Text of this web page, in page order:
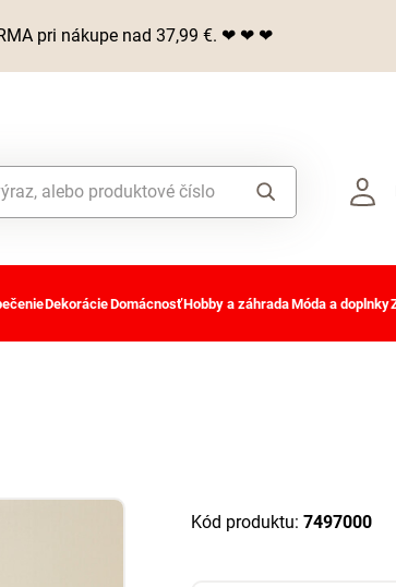
pri nákupe nad 37,99 €. ❤ ❤ ❤
DekorácieDomácnosťHobby a záhradaMóda a doplnky
Kód produktu: 7497000